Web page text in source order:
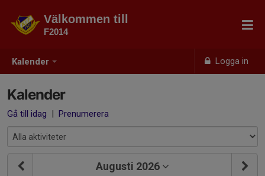
Kalender Logga in
Välkommen till
F2014
Kalender
Gå till idag | Prenumerera
Augusti 2026